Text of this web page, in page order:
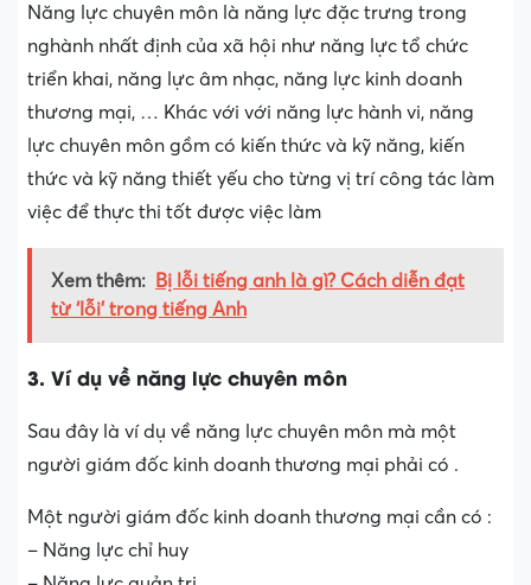
Năng lực chuyên môn là năng lực đặc trưng trong
nghành nhất định của xã hội như năng lực tổ chức
triển khai, năng lực âm nhạc, năng lực kinh doanh
thương mại, … Khác với với năng lực hành vi, năng
lực chuyên môn gồm có kiến thức và kỹ năng, kiến
thức và kỹ năng thiết yếu cho từng vị trí công tác làm
việc để thực thi tốt được việc làm
Xem thêm:
Bị lỗi tiếng anh là gì? Cách diễn đạt
từ ‘lỗi’ trong tiếng Anh
3. Ví dụ về năng lực chuyên môn
Sau đây là ví dụ về năng lực chuyên môn mà một
người giám đốc kinh doanh thương mại phải có .
Một người giám đốc kinh doanh thương mại cần có :
– Năng lực chỉ huy